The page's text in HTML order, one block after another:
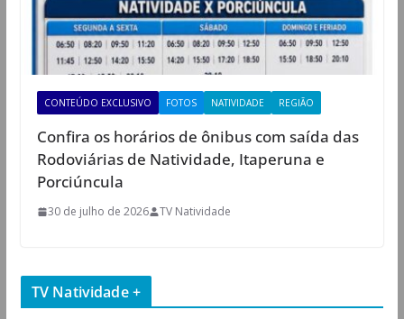
CONTEÚDO EXCLUSIVO FOTOS NATIVIDADE REGIÃO
Confira os horários de ônibus com saída das
Rodoviárias de Natividade, Itaperuna e
Porciúncula
30 de julho de 2026 TV Natividade
TV Natividade +